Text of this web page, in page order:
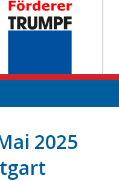
2025